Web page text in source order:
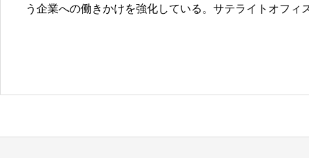
う企業への働きかけを強化している。サテライトオフ